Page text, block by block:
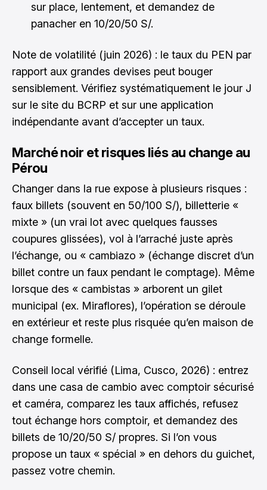
sur place, lentement, et demandez de
panacher en 10/20/50 S/.
Note de volatilité (juin 2026) : le taux du PEN par
rapport aux grandes devises peut bouger
sensiblement. Vérifiez systématiquement le jour J
sur le site du BCRP et sur une application
indépendante avant d’accepter un taux.
Marché noir et risques liés au change au
Pérou
Changer dans la rue expose à plusieurs risques :
faux billets (souvent en 50/100 S/), billetterie «
mixte » (un vrai lot avec quelques fausses
coupures glissées), vol à l’arraché juste après
l’échange, ou « cambiazo » (échange discret d’un
billet contre un faux pendant le comptage). Même
lorsque des « cambistas » arborent un gilet
municipal (ex. Miraflores), l’opération se déroule
en extérieur et reste plus risquée qu’en maison de
change formelle.
Conseil local vérifié (Lima, Cusco, 2026) : entrez
dans une casa de cambio avec comptoir sécurisé
et caméra, comparez les taux affichés, refusez
tout échange hors comptoir, et demandez des
billets de 10/20/50 S/ propres. Si l’on vous
propose un taux « spécial » en dehors du guichet,
passez votre chemin.